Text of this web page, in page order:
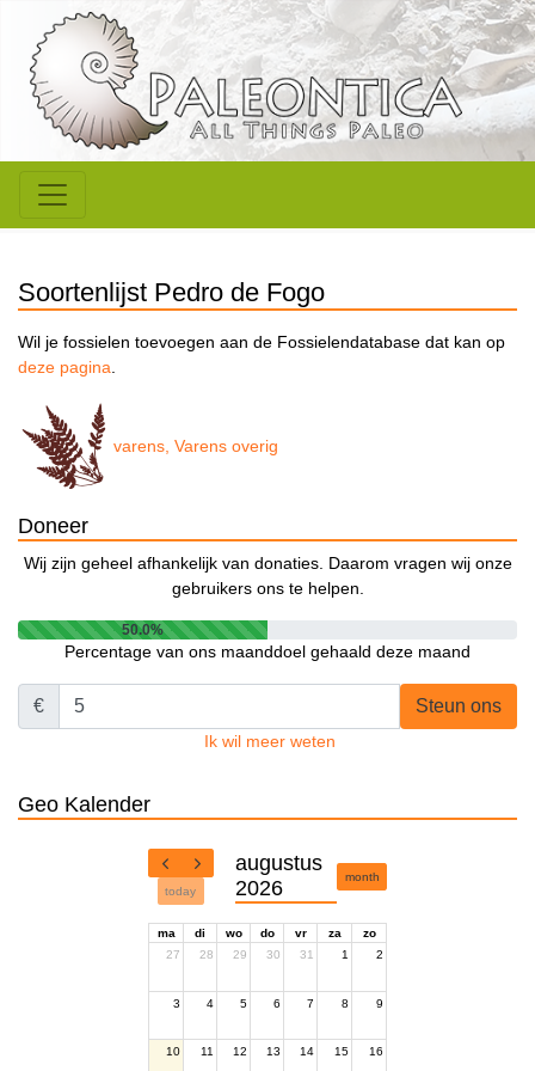
Soortenlijst Pedro de Fogo
Wil je fossielen toevoegen aan de Fossielendatabase dat kan op
deze pagina.
varens, Varens overig
Doneer
Wij zijn geheel afhankelijk van donaties. Daarom vragen wij onze
gebruikers ons te helpen.
50.0%
Percentage van ons maanddoel gehaald deze maand
€ Steun ons
Ik wil meer weten
Geo Kalender
today
augustus
2026
month
ma di wo do vr za
zo
27
28 29 30 31 1 2
3 4 5 6 7 8 9
10 11 12 13 14 15 16